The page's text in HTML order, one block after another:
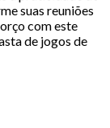
suas reuniões
com este
de jogos de